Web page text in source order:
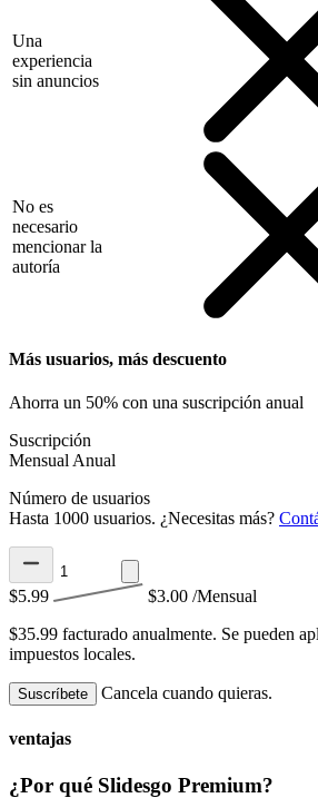
Una
experiencia
sin anuncios
No es
necesario
mencionar la
autoría
Más usuarios, más descuento
Ahorra un 50% con una suscripción anual
Suscripción
Mensual Anual
Número de usuarios
Hasta 1000 usuarios. ¿Necesitas más?
$5.99 $3.00 /Mensual
$35.99 facturado anualmente. Se pueden
impuestos locales.
Suscríbete Cancela cuando quieras.
ventajas
¿Por qué Slidesgo Premium?